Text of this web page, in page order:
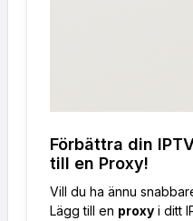
Förbättra din
till en Proxy!
Vill du ha ännu
Lägg till en proxy i ditt